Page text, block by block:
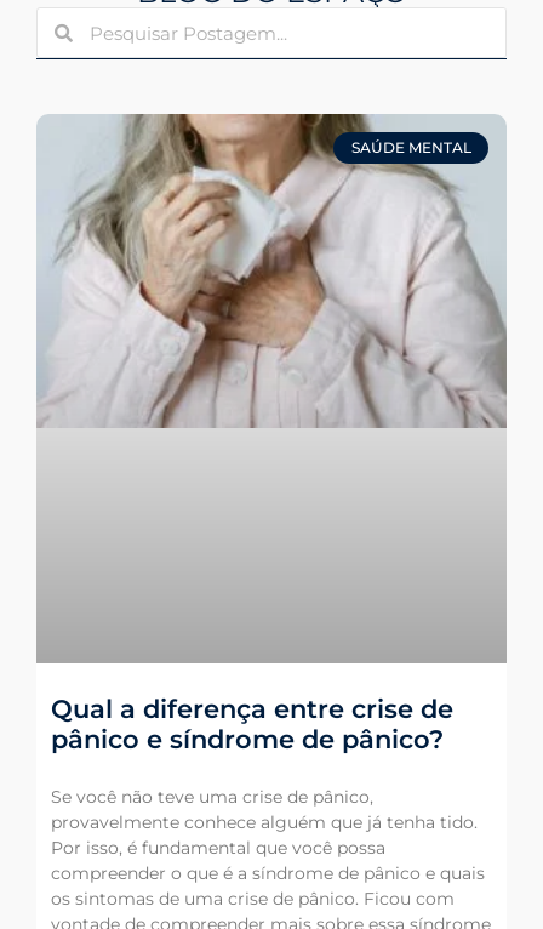
SAÚDE MENTAL
Qual a diferença entre crise de
pânico e síndrome de pânico?
Se você não teve uma crise de pânico,
provavelmente conhece alguém que já tenha tido.
Por isso, é fundamental que você possa
compreender o que é a síndrome de pânico e quais
os sintomas de uma crise de pânico. Ficou com
vontade de compreender mais sobre essa síndrome